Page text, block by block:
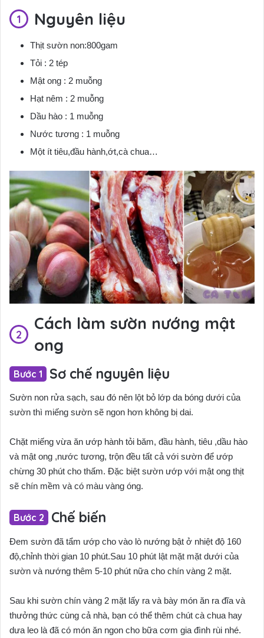
Nguyên liệu
Thịt sườn non:800gam
Tỏi : 2 tép
Mật ong : 2 muỗng
Hạt nêm : 2 muỗng
Dầu hào : 1 muỗng
Nước tương : 1 muỗng
Một ít tiêu,đầu hành,ớt,cà chua…
Cách làm sườn nướng mật
ong
Sơ chế nguyên liệu
Sườn non rửa sạch, sau đó nên lột bỏ lớp da bóng dưới của
sườn thì miếng sườn sẽ ngon hơn không bị dai.
Chặt miếng vừa ăn ướp hành tỏi băm, đầu hành, tiêu ,dầu hào
và mật ong ,nước tương, trộn đều tất cả với sườn để ướp
chừng 30 phút cho thấm. Đặc biệt sườn ướp với mật ong thịt
sẽ chín mềm và có màu vàng óng.
Chế biến
Đem sườn đã tẩm ướp cho vào lò nướng bật ở nhiệt độ 160
độ,chỉnh thời gian 10 phút.Sau 10 phút lật mặt mặt dưới của
sườn và nướng thêm 5-10 phút nữa cho chín vàng 2 mặt.
Sau khi sườn chín vàng 2 mặt lấy ra và bày món ăn ra đĩa và
thưởng thức cùng cả nhà, bạn có thể thêm chút cà chua hay
dưa leo là đã có món ăn ngon cho bữa cơm gia đình rùi nhé.